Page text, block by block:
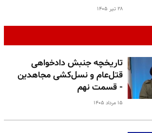
۲۸ تیر ۱۴۰۵
تاریخچه جنبش دادخواهی
قتل‌عام و نسل‌کشی مجاهدین
- قسمت نهم
۱۵ مرداد ۱۴۰۵